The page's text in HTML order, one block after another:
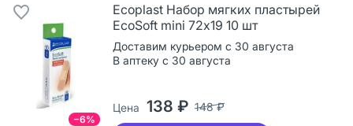
−6%
Ecoplast Набор мягких пластырей
EcoSoft mini 72х19 10 шт
Доставим курьером с 30 августа
В аптеку с 30 августа
Цена 138 ₽ 148 ₽